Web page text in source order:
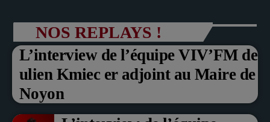
NOS REPLAYS !
L’interview de l’équipe VIV’FM de
ulien Kmiec er adjoint au Maire de
Noyon